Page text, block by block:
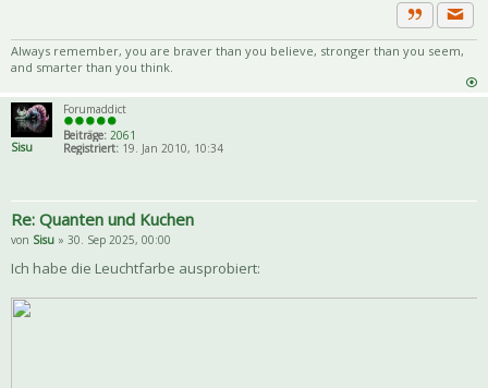
Zitat
Always remember, you are braver than you believe, stronger than you seem,
and smarter than you think.
Sisu
Forumaddict
Beiträge: 2061
Registriert:19. Jan 2010, 10:34
Re: Quanten und Kuchen
von Sisu » 30. Sep 2025, 00:00
Ich habe die Leuchtfarbe ausprobiert: